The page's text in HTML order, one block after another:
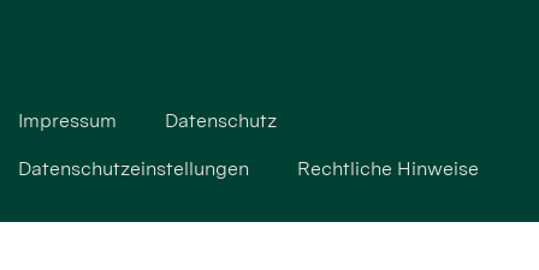
Impressum Datenschutz
Datenschutzeinstellungen Rechtliche Hinweise